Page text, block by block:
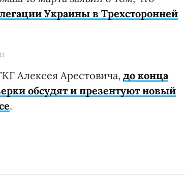
Украины в Трехсторонней
Алексея Арестовича, до конца
обсудят и презентуют новый
.